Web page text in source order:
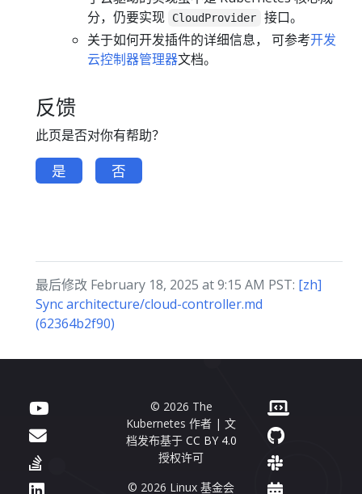
分，仍要实现
CloudProvider
接口。
关于如何开发插件的详细信息， 可参考开发
云控制器管理器文档。
反馈
此页是否对你有帮助？
是 否
最后修改 February 18, 2025 at 9:15 AM PST: [zh]
Sync architecture/cloud-controller.md
(62364b2f90)
© 2026 The
Kubernetes 作者 | 文
档发布基于 CC BY 4.0
授权许可
© 2026 Linux 基金会